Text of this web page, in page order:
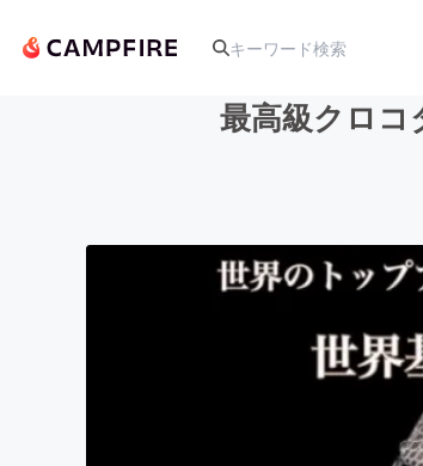
アート・写真
テクノロジー・ガジェ
最高級クロコ